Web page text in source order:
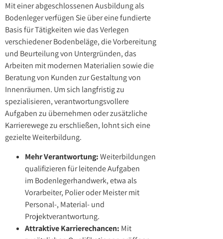
Mit einer abgeschlossenen Ausbildung als
Bodenleger verfügen Sie über eine fundierte
Basis für Tätigkeiten wie das Verlegen
verschiedener Bodenbeläge, die Vorbereitung
und Beurteilung von Untergründen, das
Arbeiten mit modernen Materialien sowie die
Beratung von Kunden zur Gestaltung von
Innenräumen. Um sich langfristig zu
spezialisieren, verantwortungsvollere
Aufgaben zu übernehmen oder zusätzliche
Karrierewege zu erschließen, lohnt sich eine
gezielte Weiterbildung.
Mehr Verantwortung:Weiterbildungen
qualifizieren für leitende Aufgaben
im Bodenlegerhandwerk, etwa als
Vorarbeiter, Polier oder Meister mit
Personal-, Material- und
Projektverantwortung.
Attraktive Karrierechancen: Mit